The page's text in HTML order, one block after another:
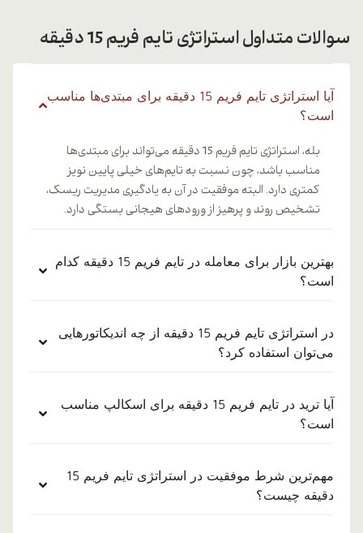
سوالات متداول استراتژی تایم فریم 15 دقیقه
آیا استراتژی تایم فریم 15 دقیقه برای مبتدی‌ها مناسب
است؟
بله، استراتژی تایم فریم 15 دقیقه می‌تواند برای مبتدی‌ها
مناسب باشد، چون نسبت به تایم‌های خیلی پایین نویز
کمتری دارد. البته موفقیت در آن به یادگیری مدیریت ریسک،
تشخیص روند و پرهیز از ورودهای هیجانی بستگی دارد.
بهترین بازار برای معامله در تایم فریم 15 دقیقه کدام
است؟
در استراتژی تایم فریم 15 دقیقه از چه اندیکاتورهایی
می‌توان استفاده کرد؟
آیا ترید در تایم فریم 15 دقیقه برای اسکالپ مناسب
است؟
مهم‌ترین شرط موفقیت در استراتژی تایم فریم 15
دقیقه چیست؟